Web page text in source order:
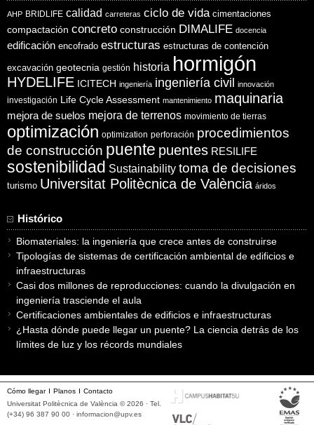
AHP BRIDLIFE calidad carreteras ciclo de vida cimentaciones
compactación concreto construcción DIMALIFE docencia
edificación encofrado estructuras estructuras de contención
excavación geotecnia gestión historia hormigón
HYDELIFE ICITECH ingeniería ingeniería civil innovación
investigación Life Cycle Assessment mantenimiento maquinaria
mejora de suelos mejora de terrenos movimiento de tierras
optimización optimization perforación procedimientos
de construcción puente puentes RESILIFE
sostenibilidad Sustainability toma de decisiones
turismo Universitat Politècnica de València áridos
Histórico
Biomateriales: la ingeniería que crece antes de construirse
Tipologías de sistemas de certificación ambiental de edificios e
infraestructuras
Casi dos millones de reproducciones: cuando la divulgación en
ingeniería trasciende el aula
Certificaciones ambientales de edificios e infraestructuras
¿Hasta dónde puede llegar un puente? La ciencia detrás de los
límites de luz y los récords mundiales
Cómo llegar Planos
Contacto
Universitat Politècnica de València © 2026 · Tel.
(+34) 96 387 90 00 · informacion@upv.es